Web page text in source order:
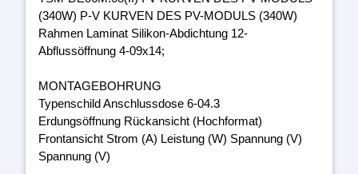
(340W) P-V KURVEN DES PV-MODULS (340W)
Rahmen Laminat Silikon-Abdichtung 12-
Abflussöffnung 4-09x14;
MONTAGEBOHRUNG
Typenschild Anschlussdose 6-04.3
Erdungsöffnung Rückansicht (Hochformat)
Frontansicht Strom (A) Leistung (W) Spannung (V)
Spannung (V)